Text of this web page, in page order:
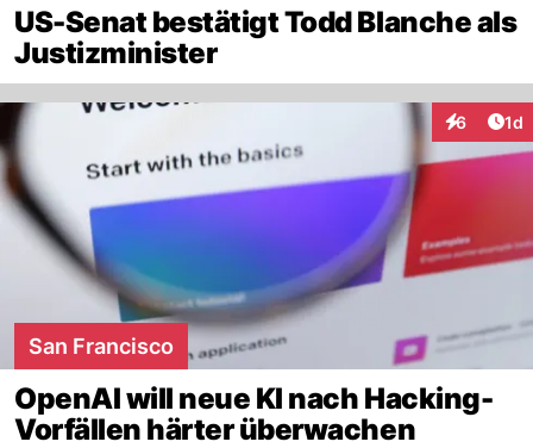
US-Senat bestätigt Todd Blanche als
Justizminister
6 1d
San Francisco
OpenAI will neue KI nach Hacking-
Vorfällen härter überwachen